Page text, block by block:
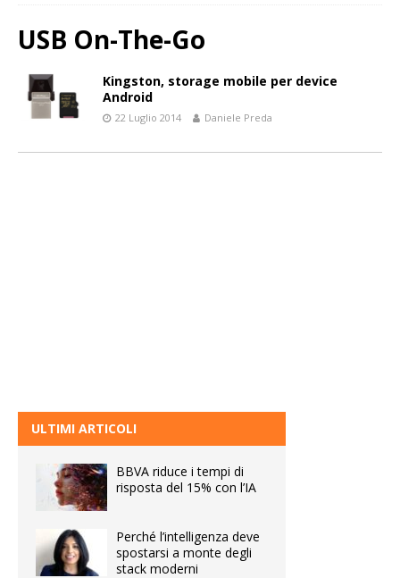
USB On-The-Go
Kingston, storage mobile per device
Android
22 Luglio 2014 Daniele Preda
ULTIMI ARTICOLI
BBVA riduce i tempi di
risposta del 15% con l’IA
Perché l’intelligenza deve
spostarsi a monte degli
stack moderni